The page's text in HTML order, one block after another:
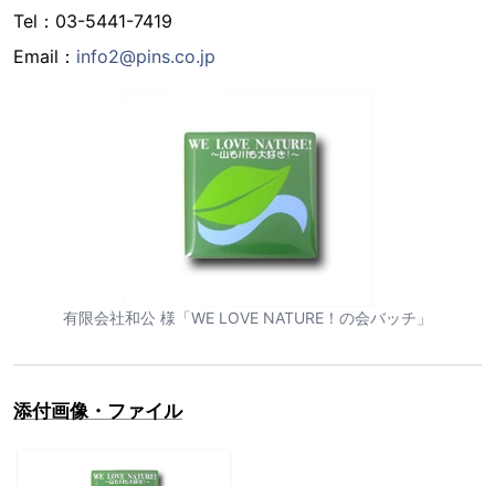
Tel：03-5441-7419
Email： info2@pins.co.jp
有限会社和公 様「WE LOVE NATURE！の会バッチ」
添付画像・ファイル